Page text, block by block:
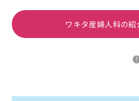
ワキタ産婦人科の